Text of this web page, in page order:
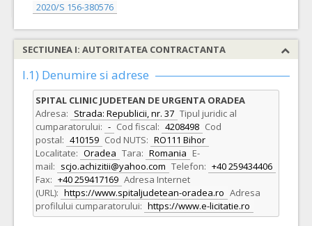
2020/S 156-380576
SECTIUNEA I: AUTORITATEA CONTRACTANTA
I.1) Denumire si adrese
SPITAL CLINIC JUDETEAN DE URGENTA ORADEA
Adresa: Strada: Republicii, nr. 37 Tipul juridic al
cumparatorului: - Cod fiscal: 4208498 Cod
postal: 410159 Cod NUTS: RO111 Bihor
Localitate: Oradea Tara: Romania E-
mail: scjo.achizitii@yahoo.com Telefon: +40 259434406
Fax: +40 259417169 Adresa Internet
(URL): https://www.spitaljudetean-oradea.ro Adresa
profilului cumparatorului: https://www.e-licitatie.ro